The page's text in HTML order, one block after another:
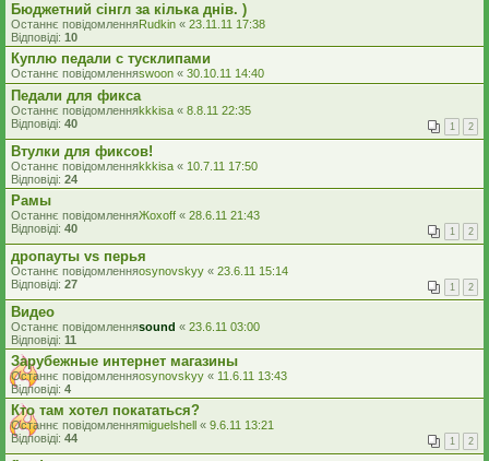
Бюджетний сінгл за кілька днів. )
Останнє повідомленняRudkin « 23.11.11 17:38
Відповіді: 10
Куплю педали с тусклипами
Останнє повідомленняswoon « 30.10.11 14:40
Педали для фикса
Останнє повідомленняkkkisa « 8.8.11 22:35
Відповіді: 40 1 2
Втулки для фиксов!
Останнє повідомленняkkkisa « 10.7.11 17:50
Відповіді: 24
Рамы
Останнє повідомленняЖохоff « 28.6.11 21:43
Відповіді: 40 1 2
дропауты vs перья
Останнє повідомленняosynovskyy « 23.6.11 15:14
Відповіді: 27 1 2
Видео
Останнє повідомленняsound « 23.6.11 03:00
Відповіді: 11
Зарубежные интернет магазины
Останнє повідомленняosynovskyy « 11.6.11 13:43
Відповіді: 4
Кто там хотел покататься?
Останнє повідомленняmiguelshell « 9.6.11 13:21
Відповіді: 44 1 2